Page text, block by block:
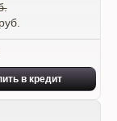
в кредит